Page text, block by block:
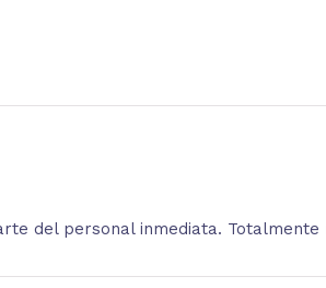
del personal inmediata. Totalmente